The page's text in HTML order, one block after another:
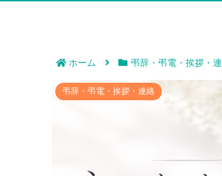
ホーム 弔辞・弔電・挨拶・
心のこもった弔電の文例をおば
弔辞・弔電・挨拶・連絡